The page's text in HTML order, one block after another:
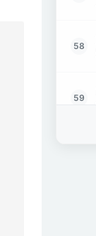
58
59